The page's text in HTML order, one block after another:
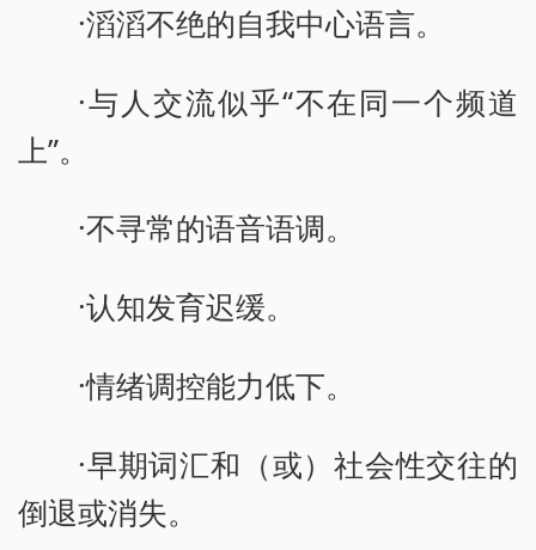
·滔滔不绝的自我中心语言。
·与人交流似乎“不在同一个频道
上”。
·不寻常的语音语调。
·认知发育迟缓。
·情绪调控能力低下。
·早期词汇和（或）社会性交往的
倒退或消失。